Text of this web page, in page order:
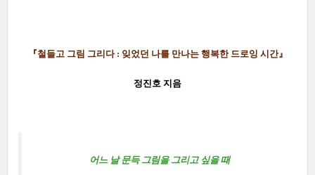
『철들고 그림 그리다 : 잊었던 나를 만나는 행복한 드로잉 시간』
정진호 지음
어느 날 문득 그림을 그리고 싶을 때